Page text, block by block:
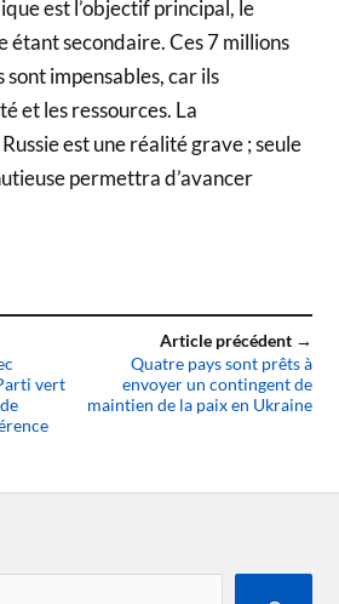
est l’objectif principal, le
étant secondaire. Ces 7 millions
impensables, car ils
et les ressources. La
est une réalité grave ; seule
permettra d’avancer
vert
Article précédent →
Quatre pays sont prêts à
envoyer un contingent de
maintien de la paix en Ukraine